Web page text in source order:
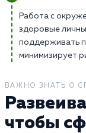
Работа с
здоровые
поддерживать
минимизирует
ВАЖНО ЗНАТЬ О
чтобы